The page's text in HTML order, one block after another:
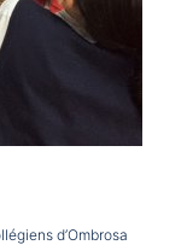
d’Ombrosa